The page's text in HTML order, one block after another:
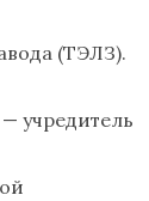
(ТЭЛЗ).
учредитель